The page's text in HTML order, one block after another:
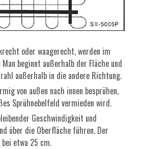
oder waagerecht, werden im
beginnt außerhalb der Fläche und
außerhalb in die andere Richtung.
von außen nach innen besprühen,
Sprühnebelfeld vermieden wird.
Geschwindigkeit und
über die Oberfläche führen. Der
etwa 25 cm.